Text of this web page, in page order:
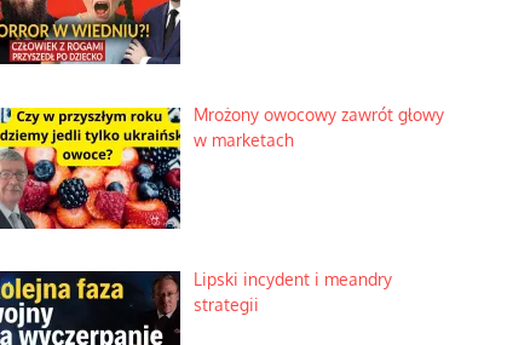
Mrożony owocowy zawrót głowy
w marketach
Lipski incydent i meandry
strategii